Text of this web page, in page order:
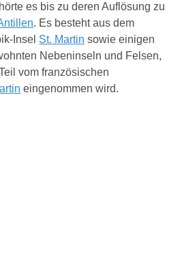
es bis zu deren Auflösung zu
. Es besteht aus dem
Insel St. Martin sowie einigen
Nebeninseln und Felsen,
vom französischen
eingenommen wird.